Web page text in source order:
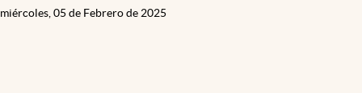
miércoles, 05 de Febrero de 2025